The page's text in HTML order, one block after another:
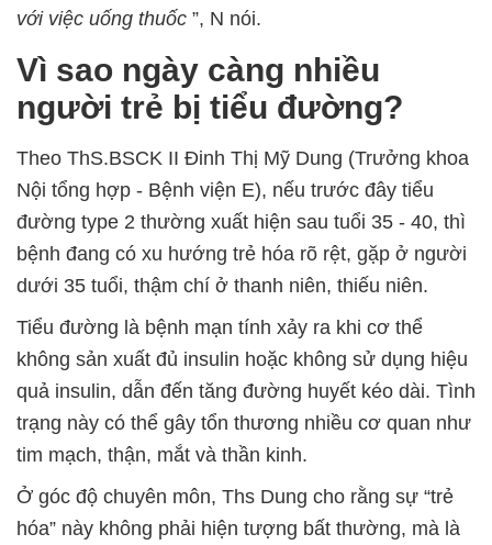
với việc uống thuốc ”, N nói.
Vì sao ngày càng nhiều
người trẻ bị tiểu đường?
Theo ThS.BSCK II Đinh Thị Mỹ Dung (Trưởng khoa
Nội tổng hợp - Bệnh viện E), nếu trước đây tiểu
đường type 2 thường xuất hiện sau tuổi 35 - 40, thì
bệnh đang có xu hướng trẻ hóa rõ rệt, gặp ở người
dưới 35 tuổi, thậm chí ở thanh niên, thiếu niên.
Tiểu đường là bệnh mạn tính xảy ra khi cơ thể
không sản xuất đủ insulin hoặc không sử dụng hiệu
quả insulin, dẫn đến tăng đường huyết kéo dài. Tình
trạng này có thể gây tổn thương nhiều cơ quan như
tim mạch, thận, mắt và thần kinh.
Ở góc độ chuyên môn, Ths Dung cho rằng sự “trẻ
hóa” này không phải hiện tượng bất thường, mà là